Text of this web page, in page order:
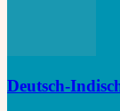
Deutsch-